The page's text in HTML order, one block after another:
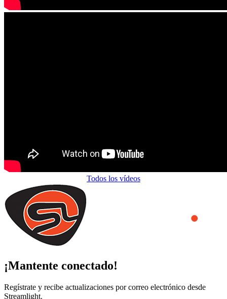
Todos los vídeos
¡Mantente conectado!
Regístrate y recibe actualizaciones por correo electrónico desde
Streamlight.